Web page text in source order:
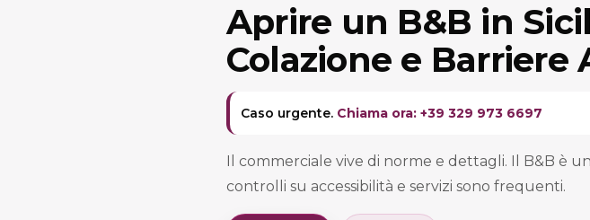
Aprire un B&B in
Colazione e
Caso urgente. Chiama ora: +39 329 973 6697
Il commerciale vive di norme e dettagli. Il B&B è
controlli su accessibilità e servizi sono frequenti.